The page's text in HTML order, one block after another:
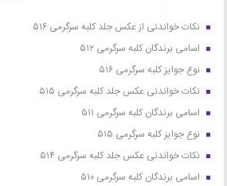
نکات خواندنی از عکس جلد کلبه سرگرمی ۵۱۶
اسامی برندگان کلبه سرگرمی ۵۱۲
نوع جوایز کلبه سرگرمی ۵۱۶
نکات خواندنی عکس جلد کلبه سرگرمی ۵۱۵
اسامی برندگان کلبه سرگرمی ۵۱۱
نوع جوایز کلبه سرگرمی ۵۱۵
نکات خواندنی عکس جلد کلبه سرگرمی ۵۱۴
اسامی برندگان کلبه سرگرمی ۵۱۰